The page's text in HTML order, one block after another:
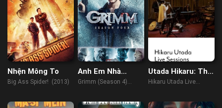
Nhện Mông To
Big Ass Spider! (2013)
Anh Em Nhà
Grimm (Phần 4)
Grimm (Season 4)
Utada Hikaru: Thu
âm trực tiếp từ Air
Hikaru Utada Live
Studios (2022)